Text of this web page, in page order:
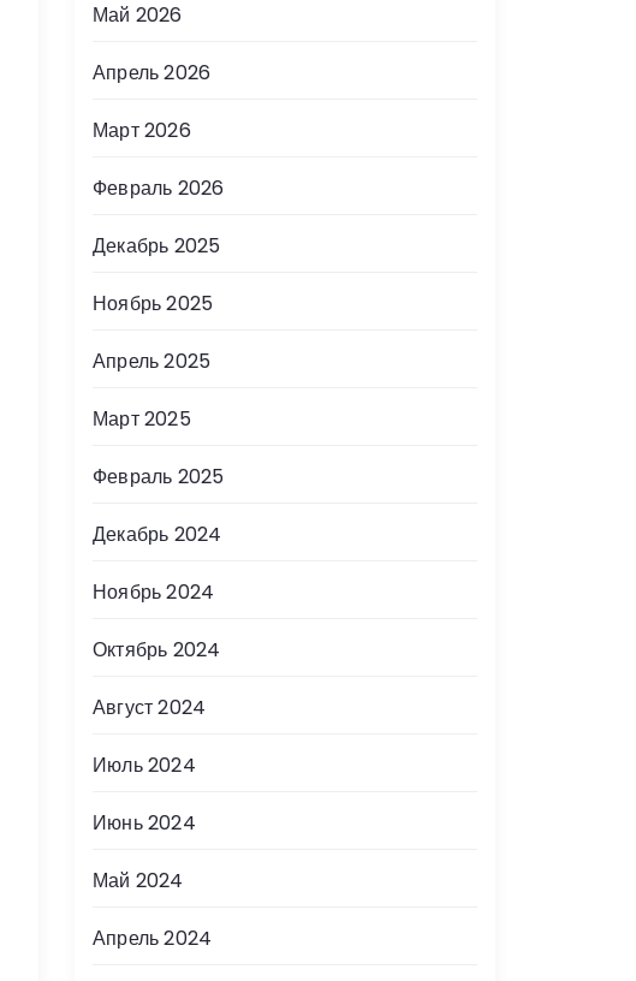
Май 2026
Апрель 2026
Март 2026
Февраль 2026
Декабрь 2025
Ноябрь 2025
Апрель 2025
Март 2025
Февраль 2025
Декабрь 2024
Ноябрь 2024
Октябрь 2024
Август 2024
Июль 2024
Июнь 2024
Май 2024
Апрель 2024